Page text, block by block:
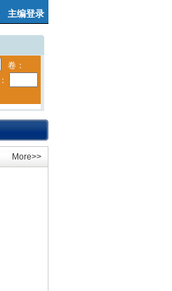
主编登录
More>>